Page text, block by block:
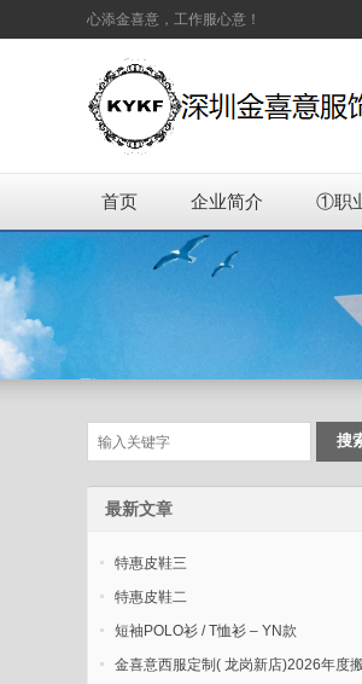
心添金喜意，工作服心意！
首页 企业简介 ①职
最新文章
特惠皮鞋三
特惠皮鞋二
短袖POLO衫 / T恤衫 – YN款
金喜意西服定制( 龙岗新店)2026年度